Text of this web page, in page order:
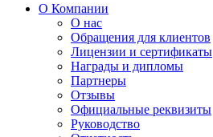
О Компании
О нас
Обращения для клиентов
Лицензии и сертификаты
Награды и дипломы
Партнеры
Отзывы
Официальные реквизиты
Руководство